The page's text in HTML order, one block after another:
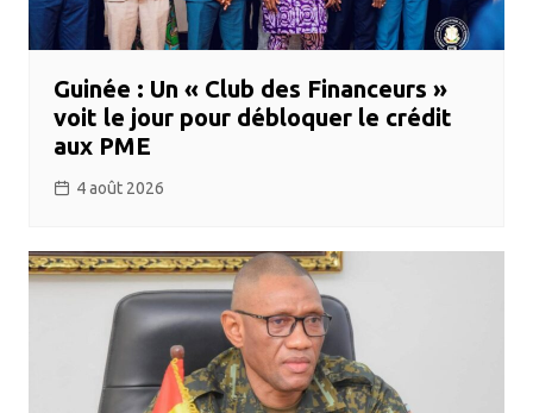
Guinée : Un « Club des Financeurs »
voit le jour pour débloquer le crédit
aux PME
4 août 2026